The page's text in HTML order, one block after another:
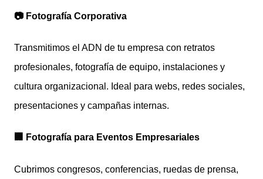
📷 Fotografía Corporativa
Transmitimos el ADN de tu empresa con retratos
profesionales, fotografía de equipo, instalaciones y
cultura organizacional. Ideal para webs, redes sociales,
presentaciones y campañas internas.
🏢 Fotografía para Eventos Empresariales
Cubrimos congresos, conferencias, ruedas de prensa,